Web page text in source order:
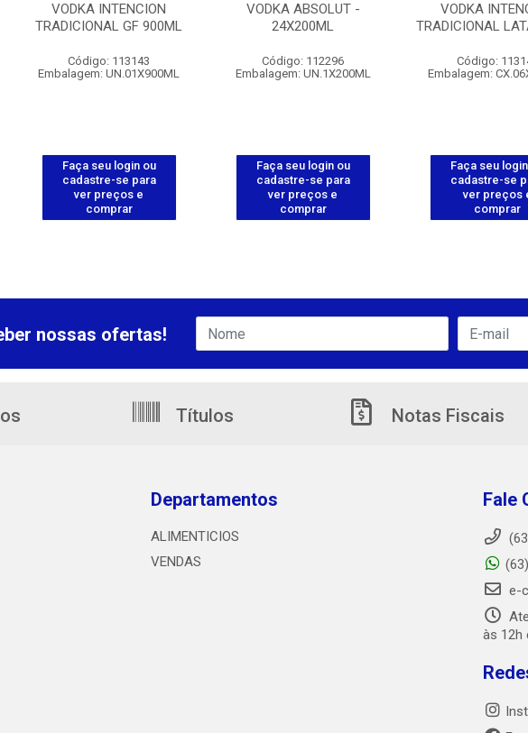
VODKA INTENCION
TRADICIONAL GF 900ML
Código: 113143
Embalagem: UN.01X900ML
Faça seu login ou
cadastre-se para
ver preços e
comprar
VODKA ABSOLUT -
24X200ML
Código: 112296
Embalagem: UN.1X200ML
Faça seu login ou
cadastre-se para
ver preços e
comprar
VODKA
TRADICIONAL
Código:
Embalagem:
Faça seu
cadastre-se
ver preços
comprar
nossas ofertas!
Títulos Notas Fiscais
Departamentos
ALIMENTICIOS
VENDAS
Fale
e-
às 12h